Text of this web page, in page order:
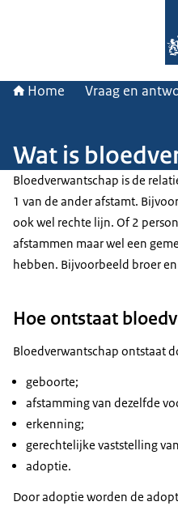
Home Vraag en
Wat is
Bloedverwantschap is de
1 van de ander afstamt.
ook wel rechte lijn. Of 2
afstammen maar wel een
hebben. Bijvoorbeeld broer
Hoe ontstaat
Bloedverwantschap ontstaat
geboorte;
afstamming van dezelfde
erkenning;
gerechtelijke vaststelling
adoptie.
Door adoptie worden de